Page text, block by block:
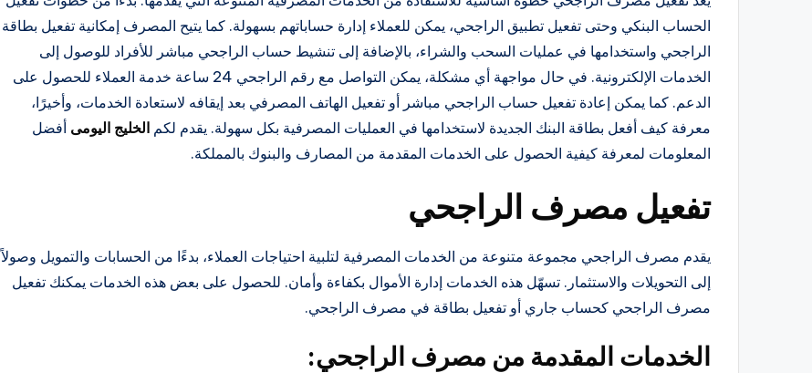
الحساب البنكي وحتى تفعيل تطبيق الراجحي، يمكن للعملاء إدارة حساباتهم بسهولة. كما يتيح المصرف إمكانية تفعيل بطاقة
الراجحي واستخدامها في عمليات السحب والشراء، بالإضافة إلى تنشيط حساب الراجحي مباشر للأفراد للوصول إلى
الخدمات الإلكترونية. في حال مواجهة أي مشكلة، يمكن التواصل مع رقم الراجحي 24 ساعة خدمة العملاء للحصول على
الدعم. كما يمكن إعادة تفعيل حساب الراجحي مباشر أو تفعيل الهاتف المصرفي بعد إيقافه لاستعادة الخدمات، وأخيرًا،
معرفة كيف أفعل بطاقة البنك الجديدة لاستخدامها في العمليات المصرفية بكل سهولة. يقدم لكم الخليج اليومى أفضل
المعلومات لمعرفة كيفية الحصول على الخدمات المقدمة من المصارف والبنوك بالمملكة.
تفعيل مصرف الراجحي
يقدم مصرف الراجحي مجموعة متنوعة من الخدمات المصرفية لتلبية احتياجات العملاء، بدءًا من الحسابات والتمويل وصولاً
إلى التحويلات والاستثمار. تسهّل هذه الخدمات إدارة الأموال بكفاءة وأمان. للحصول على بعض هذه الخدمات يمكنك تفعيل
مصرف الراجحي كحساب جاري أو تفعيل بطاقة في مصرف الراجحي.
الخدمات المقدمة من مصرف الراجحي: